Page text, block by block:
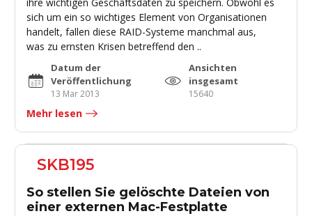
sich um ein so wichtiges Element von Organisationen
handelt, fallen diese RAID-Systeme manchmal aus,
was zu ernsten Krisen betreffend den ..
Datum der
Veröffentlichung
13 Mar 2013
Ansichten
insgesamt
15640
Mehr lesen
SKB195
So stellen Sie gelöschte Dateien von
einer externen Mac-Festplatte